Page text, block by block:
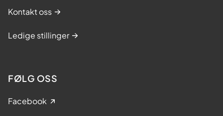
Kontakt oss
Ledige stillinger
FØLG OSS
Facebook